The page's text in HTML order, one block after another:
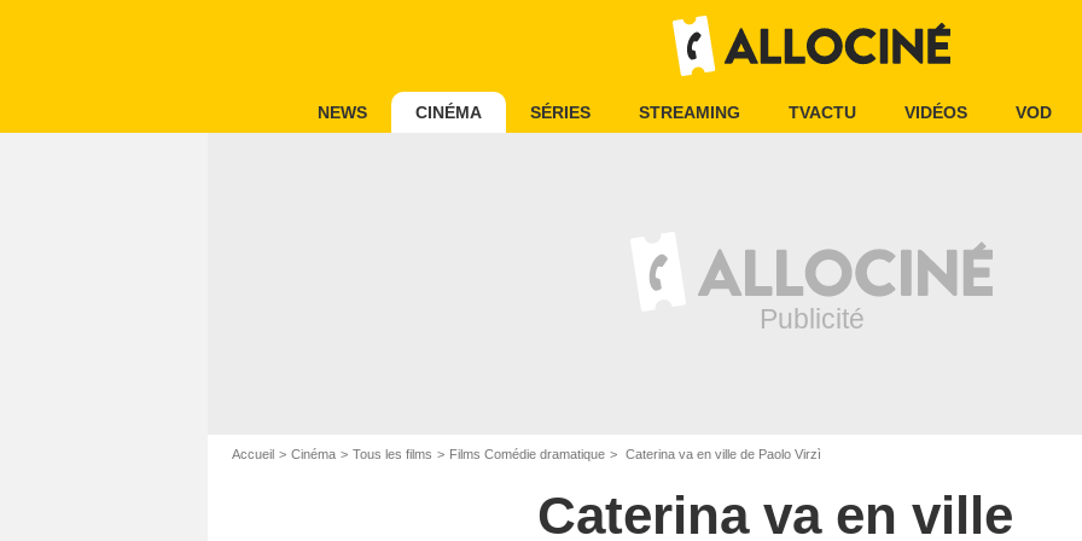
NEWS CINÉMA SÉRIES STREAMING TVACTU VIDÉOS VOD
Accueil Cinéma Tous les films Films Comédie dramatique Caterina va en ville de Paolo Virzì
Caterina va en ville